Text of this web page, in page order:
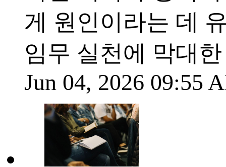
게 원인이라는 데
임무 실천에 막대
Jun 04, 2026 09:55